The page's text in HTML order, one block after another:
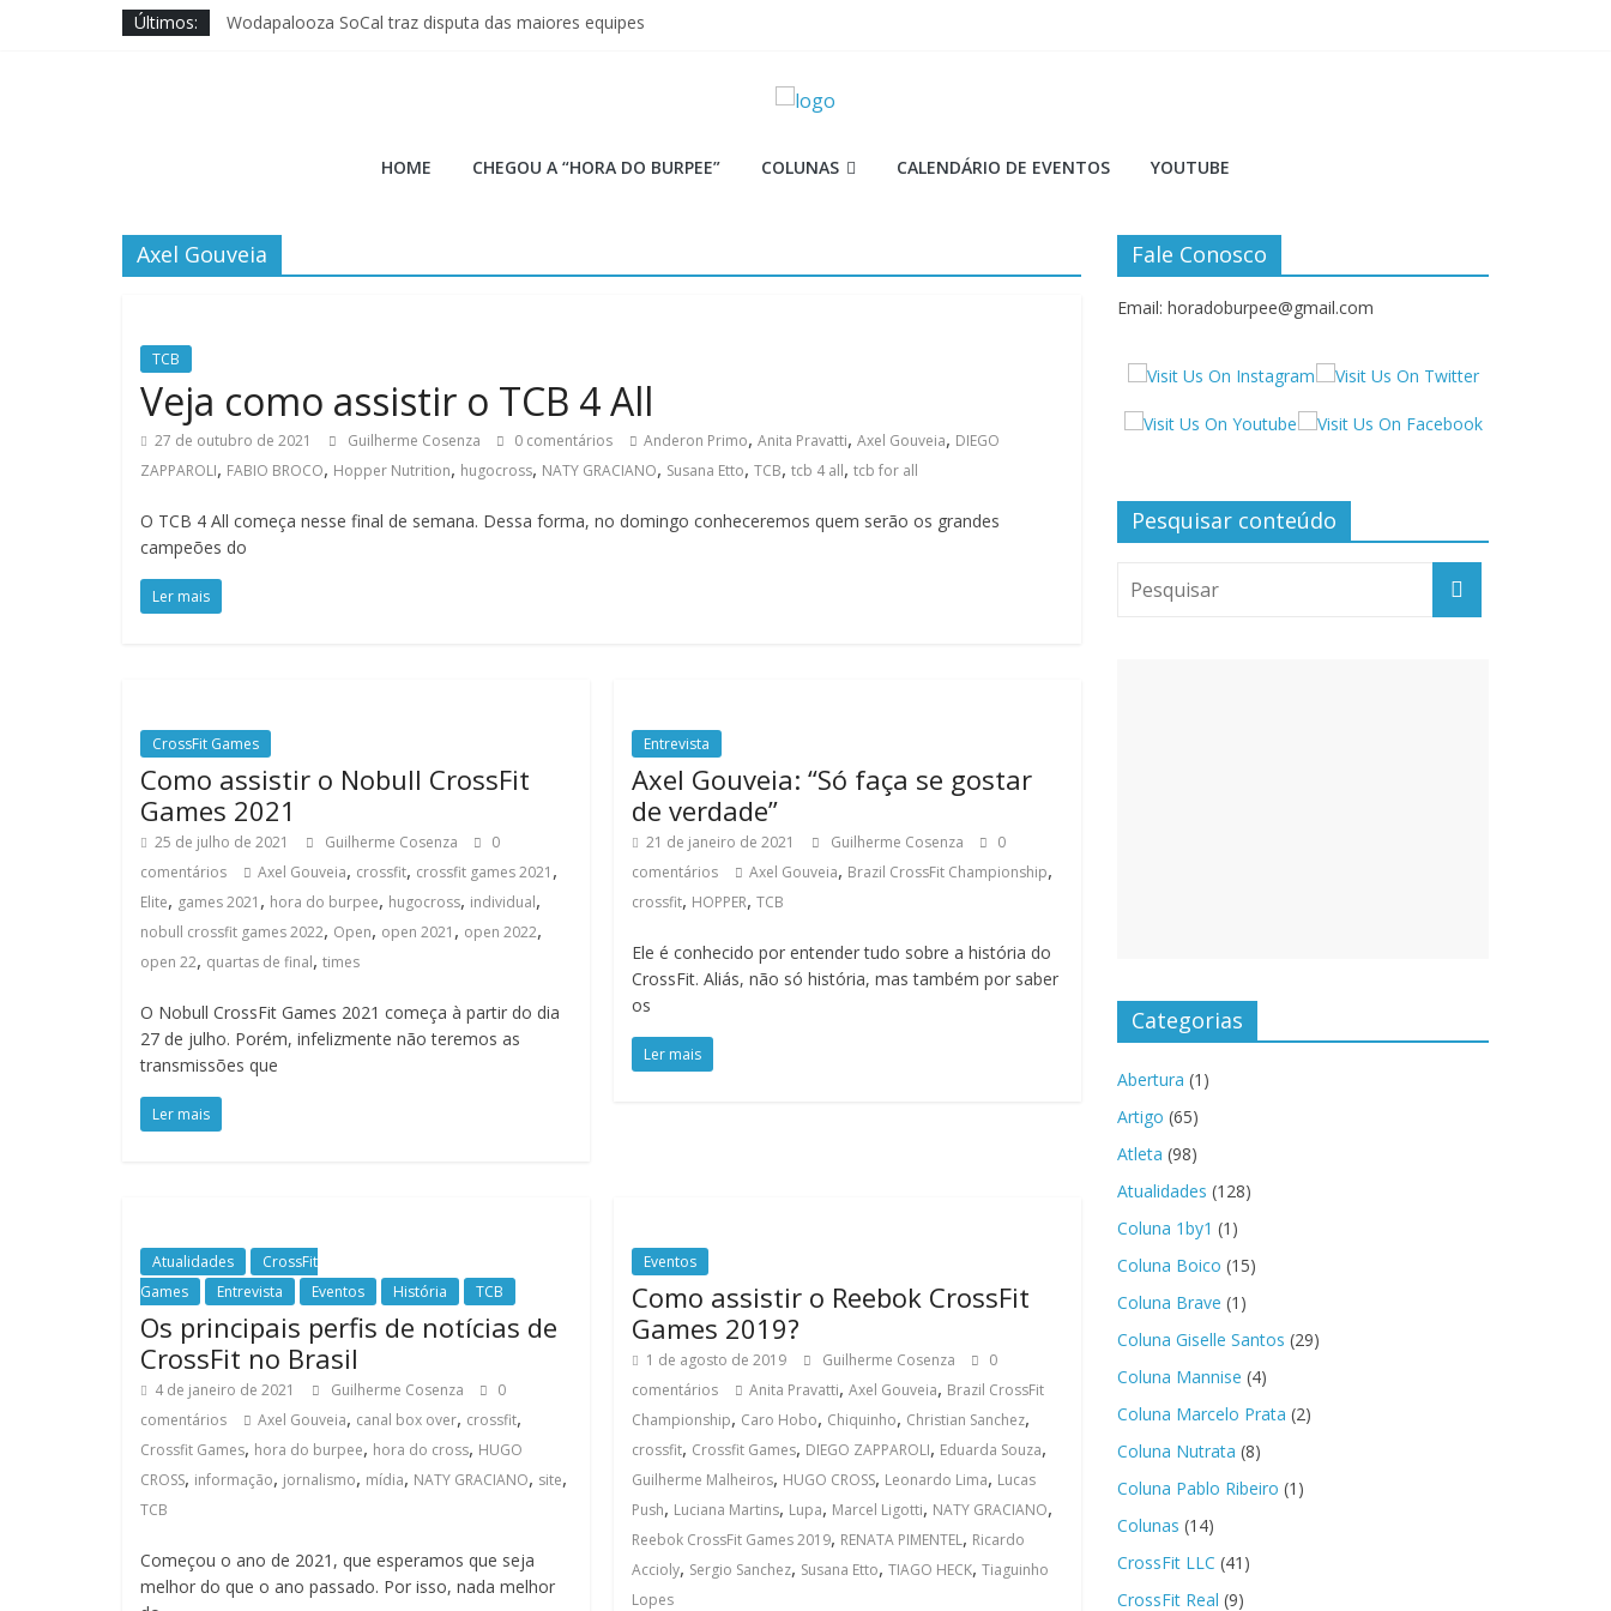
Últimos:
Wodapalooza SoCal traz disputa das maiores equipes
Burpee
Hora
do
Burpee
HOME CHEGOU A “HORA DO BURPEE” COLUNAS CALENDÁRIO DE EVENTOS YOUTUBE
Axel Gouveia
TCB
Veja como assistir o TCB 4 All
27 de outubro de 2021 Guilherme Cosenza 0 comentários Anderon Primo, Anita Pravatti, Axel Gouveia, DIEGO
ZAPPAROLI, FABIO BROCO, Hopper Nutrition, hugocross, NATY GRACIANO, Susana Etto, TCB, tcb 4 all, tcb for all
O TCB 4 All começa nesse final de semana. Dessa forma, no domingo conheceremos quem serão os grandes
campeões do
Ler mais
CrossFit Games
Como assistir o Nobull CrossFit
Games 2021
25 de julho de 2021 Guilherme Cosenza
0
comentários
Axel Gouveia, crossfit, crossfit games 2021 ,
Elite, games 2021 , hora do burpee, hugocross, individual,
nobull crossfit games 2022, Open, open 2021 , open 2022,
open 22, quartas de final, times
O Nobull CrossFit Games 2021 começa à partir do dia
27 de julho. Porém, infelizmente não teremos as
transmissões que
Ler mais
Entrevista
Axel Gouveia: “Só faça se gostar
de verdade”
21 de janeiro de 2021 Guilherme Cosenza
0
comentários
Axel Gouveia, Brazil CrossFit Championship,
crossfit, HOPPER,TCB
Ele é conhecido por entender tudo sobre a história do
CrossFit. Aliás, não só história, mas também por saber
os
Ler mais
Atualidades
CrossFit
Games
Entrevista Eventos História TCB
Os principais perfis de notícias de
CrossFit no Brasil
4 de janeiro de 2021 Guilherme Cosenza
0
comentários
Axel Gouveia, canal box over, crossfit,
Crossfit Games, hora do burpee, hora do cross, HUGO
CROSS, informação, jornalismo, mídia, NATY GRACIANO, site,
TCB
Começou o ano de 2021, que esperamos que seja
melhor do que o ano passado. Por isso, nada melhor
Eventos
Como assistir o Reebok CrossFit
Games 2019?
1 de agosto de 2019 Guilherme Cosenza
0
comentários
Anita Pravatti,Axel Gouveia, Brazil CrossFit
Championship, Caro Hobo, Chiquinho, Christian Sanchez,
crossfit, Crossfit Games, DIEGO ZAPPAROLI, Eduarda Souza,
Guilherme Malheiros, HUGO CROSS, Leonardo Lima, Lucas
Push, Luciana Martins, Lupa, Marcel Ligotti, NATY GRACIANO,
Reebok CrossFit Games 2019, RENATA PIMENTEL, Ricardo
Accioly, Sergio Sanchez, Susana Etto,TIAGO HECK,Tiaguinho
Lopes
Fale Conosco
Email: horadoburpee@gmail.com
Pesquisar conteúdo
Categorias
Abertura (1)
Artigo (65)
Atleta (98)
Atualidades (128)
Coluna 1by1 (1)
Coluna Boico (15)
Coluna Brave (1)
Coluna Giselle Santos (29)
Coluna Mannise (4)
Coluna Marcelo Prata (2)
Coluna Nutrata (8)
Coluna Pablo Ribeiro (1)
Colunas (14)
CrossFit LLC (41)
CrossFit Real (9)